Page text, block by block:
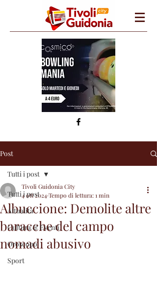
Post
Tutti i post
Attualità
Cultura & Eventi
Oroscopo
Sport
Tutti i post
Albuccione: Demolite altre
baracche del campo
nomadi abusivo
Tivoli Guidonia City
4 ott 2024Tempo di lettura: 1 min